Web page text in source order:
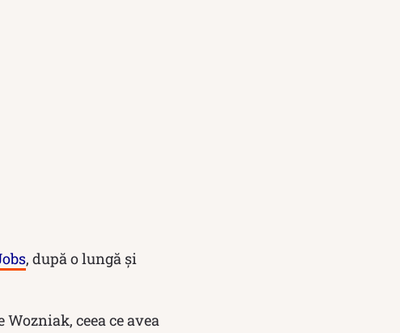
, după o lungă și
ceea ce avea